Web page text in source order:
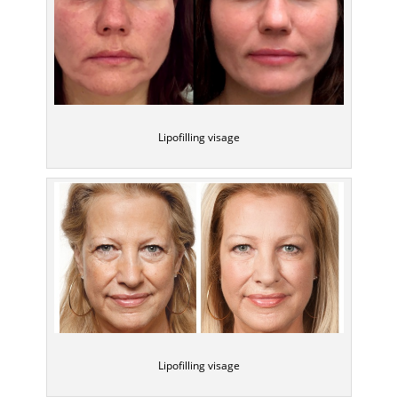
Lipofilling visage
Lipofilling visage